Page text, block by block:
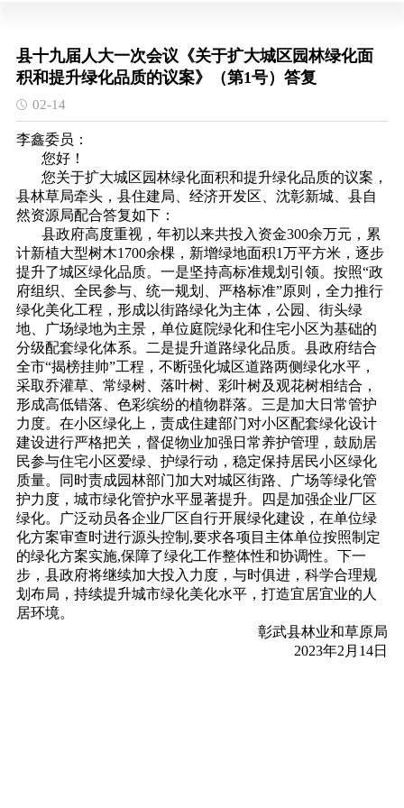
县十九届人大一次会议《关于扩大城区园林绿化面
积和提升绿化品质的议案》（第1号）答复
02-14
李鑫委员：
您好！
您关于扩大城区园林绿化面积和提升绿化品质的议案，
县林草局牵头，县住建局、经济开发区、沈彰新城、县自
然资源局配合答复如下：
县政府高度重视，年初以来共投入资金300余万元，累
计新植大型树木1700余棵，新增绿地面积1万平方米，逐步
提升了城区绿化品质。一是坚持高标准规划引领。按照“政
府组织、全民参与、统一规划、严格标准”原则，全力推行
绿化美化工程，形成以街路绿化为主体，公园、街头绿
地、广场绿地为主景，单位庭院绿化和住宅小区为基础的
分级配套绿化体系。二是提升道路绿化品质。县政府结合
全市“揭榜挂帅”工程，不断强化城区道路两侧绿化水平，
采取乔灌草、常绿树、落叶树、彩叶树及观花树相结合，
形成高低错落、色彩缤纷的植物群落。三是加大日常管护
力度。在小区绿化上，责成住建部门对小区配套绿化设计
建设进行严格把关，督促物业加强日常养护管理，鼓励居
民参与住宅小区爱绿、护绿行动，稳定保持居民小区绿化
质量。同时责成园林部门加大对城区街路、广场等绿化管
护力度，城市绿化管护水平显著提升。四是加强企业厂区
绿化。广泛动员各企业厂区自行开展绿化建设，在单位绿
化方案审查时进行源头控制,要求各项目主体单位按照制定
的绿化方案实施,保障了绿化工作整体性和协调性。下一
步，县政府将继续加大投入力度，与时俱进，科学合理规
划布局，持续提升城市绿化美化水平，打造宜居宜业的人
居环境。
彰武县林业和草原局
2023年2月14日